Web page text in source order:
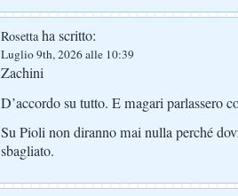
Rosettaha scritto:
Luglio 9th, 2026 alle 10:39
Zachini
D’accordo su tutto. E magari parlassero
Su Pioli non diranno mai nulla perché
sbagliato.